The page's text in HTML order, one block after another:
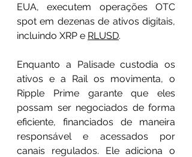
EUA, executem operações OTC
spot em dezenas de ativos digitais,
incluindo XRP e RLUSD.
Enquanto a Palisade custodia os
ativos e a Rail os movimenta, o
Ripple Prime garante que eles
possam ser negociados de forma
eficiente, financiados de maneira
responsável e acessados por
canais regulados. Ele adiciona o